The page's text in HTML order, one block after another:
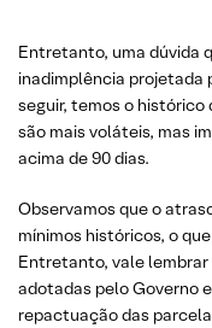
Entretanto, uma dúvida
inadimplência projetada
seguir, temos o histórico
são mais voláteis, mas
acima de 90 dias.
Observamos que o
mínimos históricos, o
Entretanto, vale lembrar
adotadas pelo Governo
repactuação das